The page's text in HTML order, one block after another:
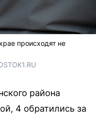
происходят не
района
4 обратились за